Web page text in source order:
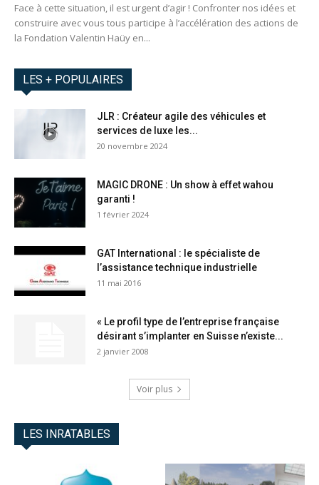
Face à cette situation, il est urgent d’agir ! Confronter nos idées et
construire avec vous tous participe à l’accélération des actions de
la Fondation Valentin Haüy en...
LES + POPULAIRES
JLR : Créateur agile des véhicules et
services de luxe les...
20 novembre 2024
MAGIC DRONE : Un show à effet wahou
garanti !
1 février 2024
GAT International : le spécialiste de
l’assistance technique industrielle
11 mai 2016
« Le profil type de l’entreprise française
désirant s’implanter en Suisse n’existe...
2 janvier 2008
Voir plus
LES INRATABLES